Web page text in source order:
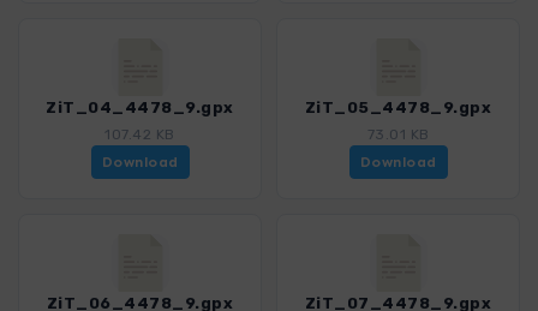
ZiT_04_4478_9.gpx
107.42 KB
Download
ZiT_05_4478_9.gpx
73.01 KB
Download
ZiT_06_4478_9.gpx ZiT_07_4478_9.gpx